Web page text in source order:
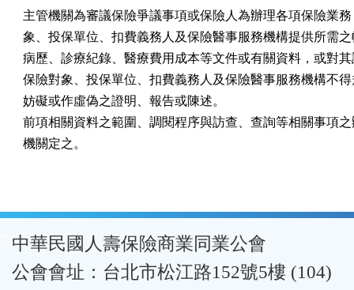
主管機關為審議保險爭議事項或保險人為辦理各項保險業
象、投保單位、扣費義務人及保險醫事服務機構提供所需
病歷、診療紀錄、醫療費用成本等文件或有關資料，或對
保險對象、投保單位、扣費義務人及保險醫事服務機構不
妨礙或作虛偽之證明、報告或陳述。
前項相關資料之範圍、調閱程序與訪查、查詢等相關事項
機關定之。
:::中華民國人壽保險商業同業公會
公會會址：台北市松江路152號5樓 (104)